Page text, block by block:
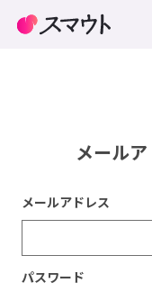
メール
メールアドレス
パスワード